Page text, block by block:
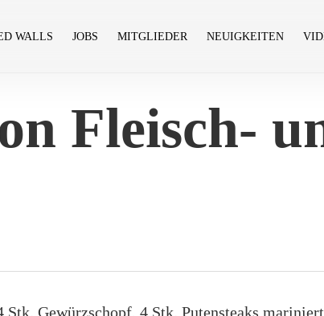
WALLS JOBS MITGLIEDER NEUIGKEITEN
Fleisch-
Gewürzschopf, 4 Stk. Putensteaks